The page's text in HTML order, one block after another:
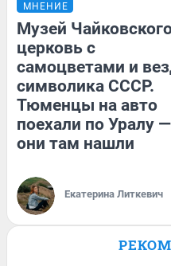
МНЕНИЕ
Музей
церковь с
самоцветами и
символика СССР.
Тюменцы на авто
поехали по Уралу
они там нашли
Екатерина Литкевич